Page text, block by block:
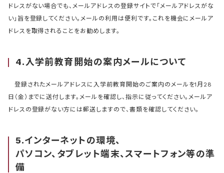
ドレスがない場合でも、メールアドレスの登録サイトで「メールアドレスがな
い」旨を登録してください。メールの利用は便利です。これを機会にメールア
ドレスを取得されることをお勧めします。
4.入学前教育開始の案内メールについて
登録されたメールアドレスに入学前教育開始のご案内のメールを1月28
日（金）までに送付します。メールを確認し、指示に従ってください。メールア
ドレスの登録がない方には郵送しますので、書類を確認してください。
5.インターネットの環境、
パソコン、タブレット端末、スマートフォン等の準
備